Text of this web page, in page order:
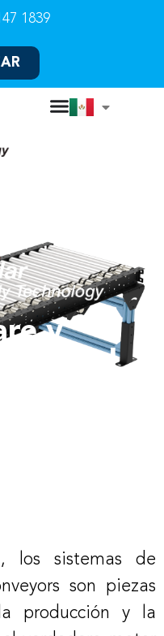
1839
y
el
de los
los sistemas de
son piezas
producción y la